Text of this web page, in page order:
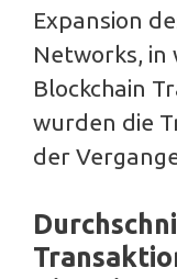
Expansion
Networks, in
Blockchain
wurden die
der